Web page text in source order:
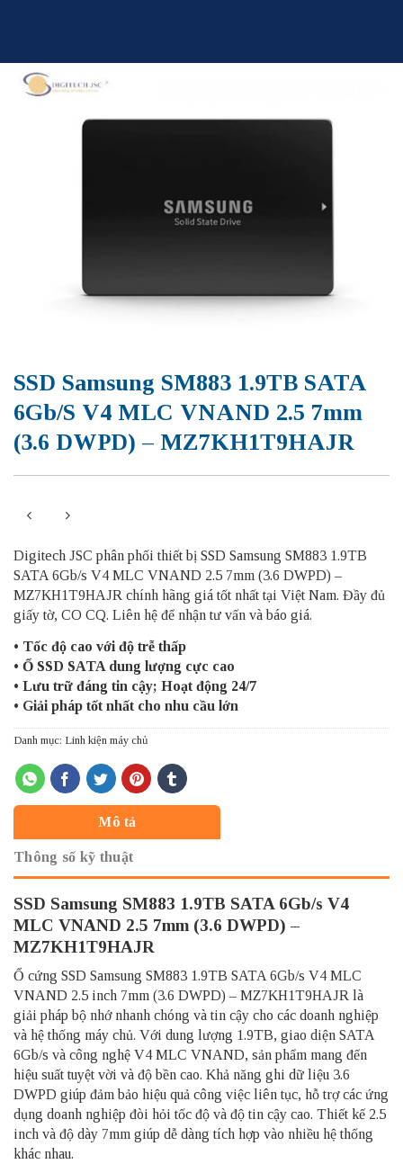
SSD Samsung SM883 1.9TB SATA
6Gb/s V4 MLC VNAND 2.5 7mm
(3.6 DWPD) – MZ7KH1T9HAJR
Digitech JSC phân phối thiết bị SSD Samsung SM883 1.9TB
SATA 6Gb/s V4 MLC VNAND 2.5 7mm (3.6 DWPD) –
MZ7KH1T9HAJR chính hãng giá tốt nhất tại Việt Nam. Đầy đủ
giấy tờ, CO CQ. Liên hệ để nhận tư vấn và báo giá.
• Tốc độ cao với độ trễ thấp
• Ổ SSD SATA dung lượng cực cao
• Lưu trữ đáng tin cậy; Hoạt động 24/7
• Giải pháp tốt nhất cho nhu cầu lớn
Danh mục: Linh kiện máy chủ
Mô tả
Thông số kỹ thuật
SSD Samsung SM883 1.9TB SATA 6Gb/s V4
MLC VNAND 2.5 7mm (3.6 DWPD) –
MZ7KH1T9HAJR
Ổ cứng SSD Samsung SM883 1.9TB SATA 6Gb/s V4 MLC
VNAND 2.5 inch 7mm (3.6 DWPD) – MZ7KH1T9HAJR là
giải pháp bộ nhớ nhanh chóng và tin cậy cho các doanh nghiệp
và hệ thống máy chủ. Với dung lượng 1.9TB, giao diện SATA
6Gb/s và công nghệ V4 MLC VNAND, sản phẩm mang đến
hiệu suất tuyệt vời và độ bền cao. Khả năng ghi dữ liệu 3.6
DWPD giúp đảm bảo hiệu quả công việc liên tục, hỗ trợ các ứng
dụng doanh nghiệp đòi hỏi tốc độ và độ tin cậy cao. Thiết kế 2.5
inch và độ dày 7mm giúp dễ dàng tích hợp vào nhiều hệ thống
khác nhau.